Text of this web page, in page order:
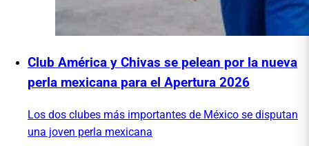
Club América y Chivas se pelean por la nueva
perla mexicana para el Apertura 2026
Los dos clubes más importantes de México se disputan
una joven perla mexicana